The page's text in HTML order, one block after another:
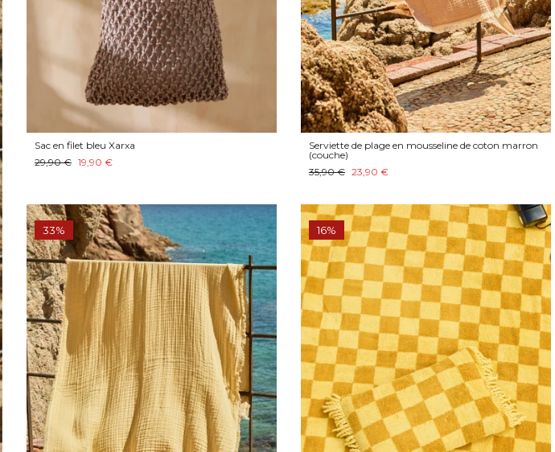
Sac en filet bleu Xarxa
29,90 € 19,90 €
Serviette de plage en mousseline de coton marron
(couche)
35,90 € 23,90 €
33% 16%